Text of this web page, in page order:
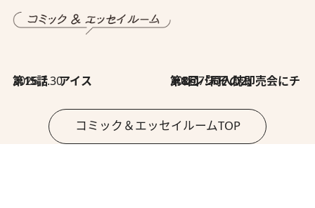
2026.7.30
第15話 アイス 2026.7.30
第8回「同人誌即売会にチャレンジ その2」
コミック＆エッセイルームTOP